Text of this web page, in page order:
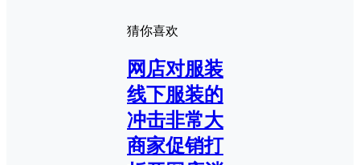
猜你喜欢
网店对服装
线下服装的
冲击非常大
商家促销打